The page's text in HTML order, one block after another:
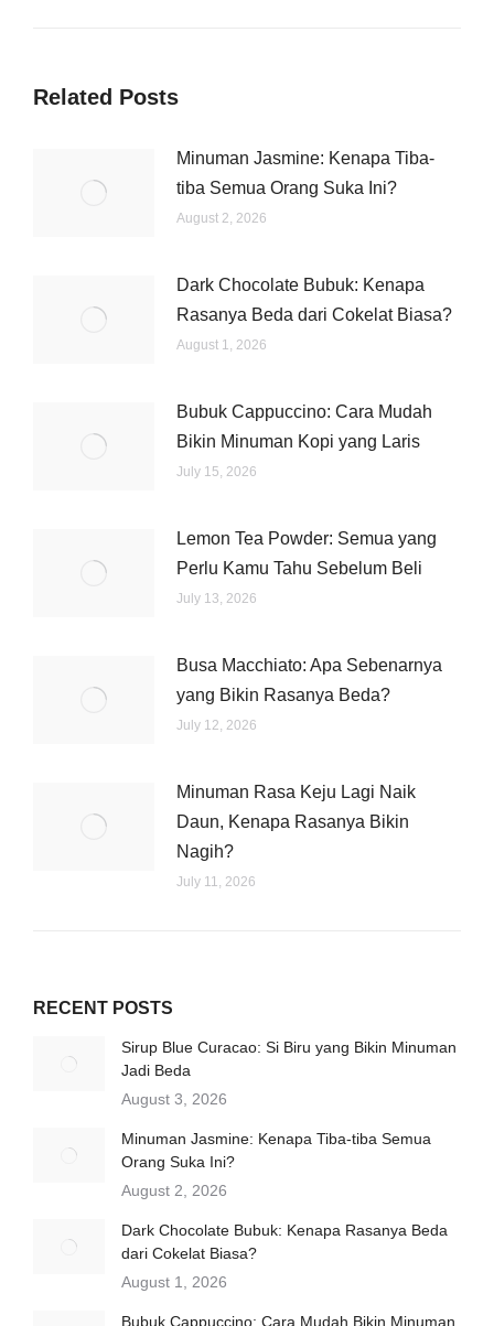
Related Posts
Minuman Jasmine: Kenapa Tiba-
tiba Semua Orang Suka Ini?
August 2, 2026
Dark Chocolate Bubuk: Kenapa
Rasanya Beda dari Cokelat Biasa?
August 1, 2026
Bubuk Cappuccino: Cara Mudah
Bikin Minuman Kopi yang Laris
July 15, 2026
Lemon Tea Powder: Semua yang
Perlu Kamu Tahu Sebelum Beli
July 13, 2026
Busa Macchiato: Apa Sebenarnya
yang Bikin Rasanya Beda?
July 12, 2026
Minuman Rasa Keju Lagi Naik
Daun, Kenapa Rasanya Bikin
Nagih?
July 11, 2026
RECENT POSTS
Sirup Blue Curacao: Si Biru yang Bikin Minuman
Jadi Beda
August 3, 2026
Minuman Jasmine: Kenapa Tiba-tiba Semua
Orang Suka Ini?
August 2, 2026
Dark Chocolate Bubuk: Kenapa Rasanya Beda
dari Cokelat Biasa?
August 1, 2026
Bubuk Cappuccino: Cara Mudah Bikin Minuman